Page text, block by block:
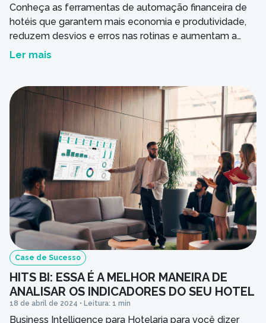
Conheça as ferramentas de automação financeira de
hotéis que garantem mais economia e produtividade,
reduzem desvios e erros nas rotinas e aumentam a
rentabilidade dos hoteleiros.
Ler mais
Case de Sucesso
HITS BI: ESSA É A MELHOR MANEIRA DE
ANALISAR OS INDICADORES DO SEU HOTEL
18 de abril de 2024 • Leitura: 1 min
Business Intelligence para Hotelaria para você dizer